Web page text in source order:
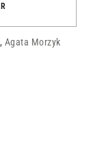
, Agata Morzyk